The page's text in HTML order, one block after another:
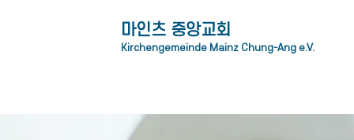
​마인츠 중앙교회
Kirchengemeinde Mainz Chung-Ang e.V.